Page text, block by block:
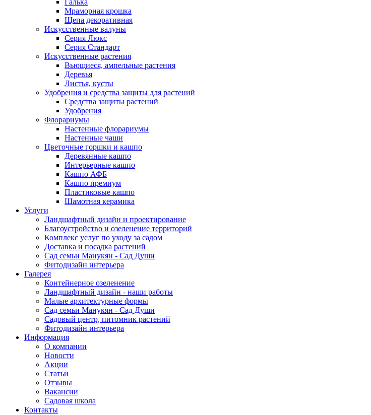
Галька
Мраморная крошка
Щепа декоративная
Искусственные валуны
Серия Люкс
Серия Стандарт
Искусственные растения
Вьющиеся, ампельные растения
Деревья
Листья, кусты
Удобрения и средства защиты для растений
Средства защиты растений
Удобрения
Флорариумы
Настенные флорариумы
Настенные чаши
Цветочные горшки и кашпо
Деревянные кашпо
Интерьерные кашпо
Кашпо АФБ
Кашпо премиум
Пластиковые кашпо
Шамотная керамика
Услуги
Ландшафтный дизайн и проектирование
Благоустройство и озеленение территорий
Комплекс услуг по уходу за садом
Доставка и посадка растений
Сад семьи Манукян - Сад Души
Фитодизайн интерьера
Галерея
Контейнерное озеленение
Ландшафтный дизайн - наши работы
Малые архитектурные формы
Сад семьи Манукян - Сад Души
Садовый центр, питомник растений
Фитодизайн интерьера
Информация
О компании
Новости
Акции
Статьи
Отзывы
Вакансии
Садовая школа
Контакты